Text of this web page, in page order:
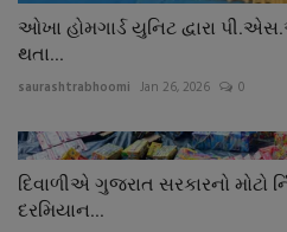
ઓખા હોમગાર્ડ યુનિટ દ્વારા
થતા...
saurashtrabhoomi Jan 26, 2026 0
દિવાળીએ ગુજરાત સરકારનો મોટો
દરમિયાન...